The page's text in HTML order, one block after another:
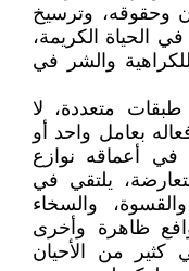
وحقوقه، وترسيخ
الحياة الكريمة،
والشر في
متعددة، لا
بعامل واحد أو
أعماقه نوازع
يلتقي في
والسخاء
ظاهرة وأخرى
كثير من الأحيان